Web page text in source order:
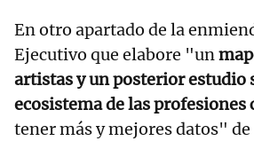
En otro apartado de la
Ejecutivo que elabore "un
artistas y un posterior estudio
ecosistema de las profesiones
tener más y mejores datos" de